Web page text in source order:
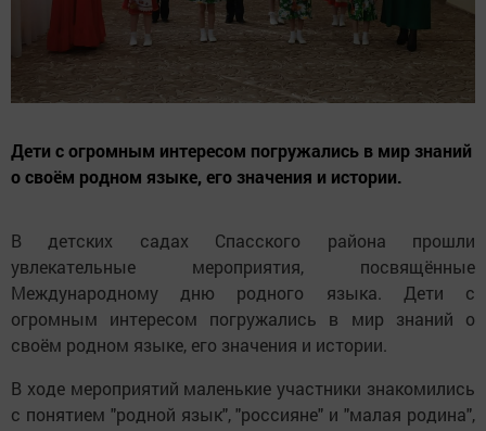
Дети с огромным интересом погружались в мир знаний
о своём родном языке, его значения и истории.
В детских садах Спасского района прошли
увлекательные мероприятия, посвящённые
Международному дню родного языка. Дети с
огромным интересом погружались в мир знаний о
своём родном языке, его значения и истории.
В ходе мероприятий маленькие участники знакомились
с понятием "родной язык", "россияне" и "малая родина",